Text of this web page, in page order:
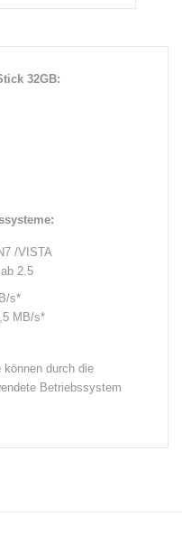
32GB:
/VISTA
2.5
s*
MB/s*
durch die
Betriebssystem